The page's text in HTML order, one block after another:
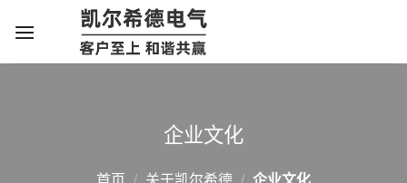
企业文化
首页 / 关于凯尔希德 / 企业文化